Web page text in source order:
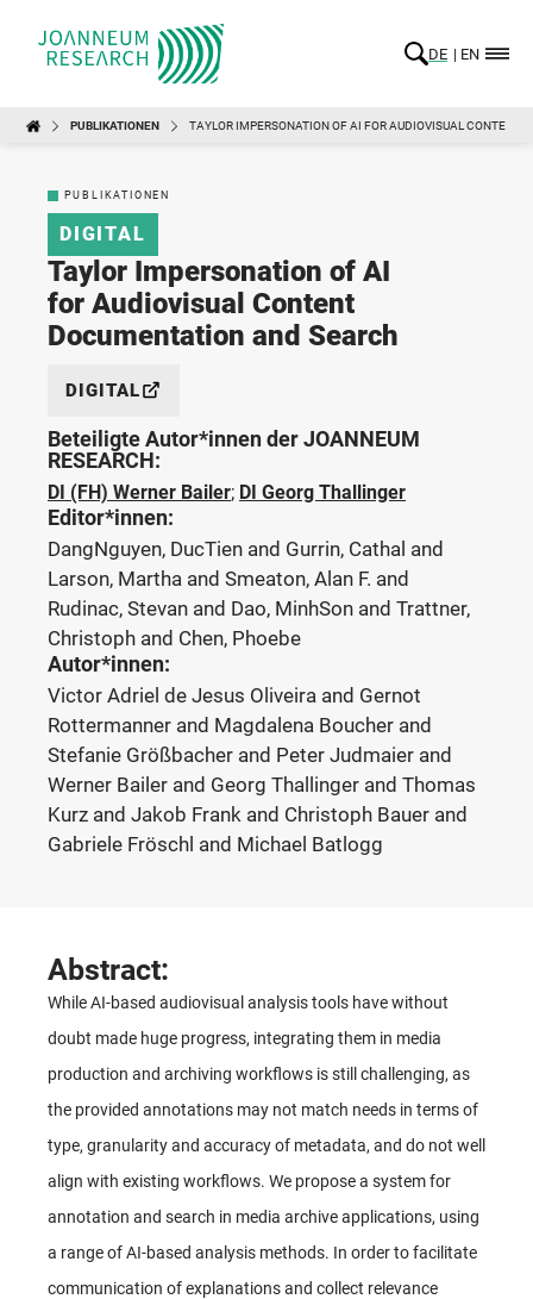
DE EN
PUBLIKATIONEN TAYLOR IMPERSONATION OF AI FOR AUDIOVISUAL CONTENT
PUBLIKATIONEN
DIGITAL
Taylor Impersonation of AI
for Audiovisual Content
Documentation and Search
DIGITAL
Beteiligte Autor*innen der JOANNEUM
RESEARCH:
DI (FH) Werner Bailer; DI Georg Thallinger
Editor*innen:
DangNguyen, DucTien and Gurrin, Cathal and
Larson, Martha and Smeaton, Alan F. and
Rudinac, Stevan and Dao, MinhSon and Trattner,
Christoph and Chen, Phoebe
Autor*innen:
Victor Adriel de Jesus Oliveira and Gernot
Rottermanner and Magdalena Boucher and
Stefanie Größbacher and Peter Judmaier and
Werner Bailer and Georg Thallinger and Thomas
Kurz and Jakob Frank and Christoph Bauer and
Gabriele Fröschl and Michael Batlogg
Abstract:
While AI-based audiovisual analysis tools have without
doubt made huge progress, integrating them in media
production and archiving workflows is still challenging, as
the provided annotations may not match needs in terms of
type, granularity and accuracy of metadata, and do not well
align with existing workflows. We propose a system for
annotation and search in media archive applications, using
a range of AI-based analysis methods. In order to facilitate
communication of explanations and collect relevance